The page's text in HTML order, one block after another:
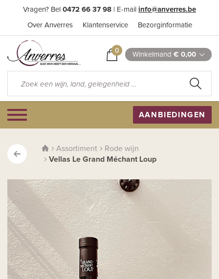
Vragen? Bel 0472 66 37 98 | E-mail info@anverres.be
Over Anverres Klantenservice Bezorginformatie
0 Winkelmand € 0,00
AANBIEDINGEN
Assortiment
Rode wijn
Vellas Le Grand Méchant Loup